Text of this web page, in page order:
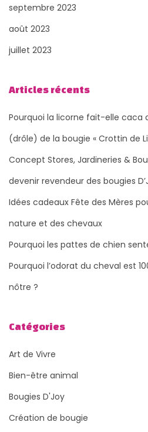
septembre 2023
août 2023
juillet 2023
Articles récents
Pourquoi la licorne fait-elle caca
(drôle) de la bougie « Crottin de
Concept Stores, Jardineries &
devenir revendeur des bougies
Idées cadeaux Fête des Mères
nature et des chevaux
Pourquoi les pattes de chien
Pourquoi l’odorat du cheval est
nôtre ?
Catégories
Art de Vivre
Bien-être animal
Bougies D'Joy
Création de bougie